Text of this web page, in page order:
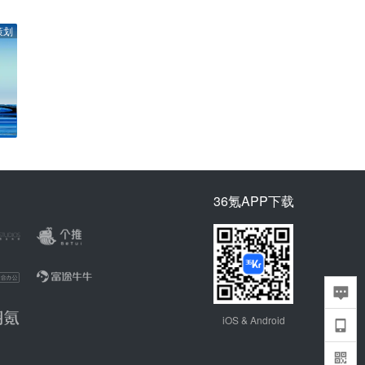
划
36氪APP下载
iOS & Android